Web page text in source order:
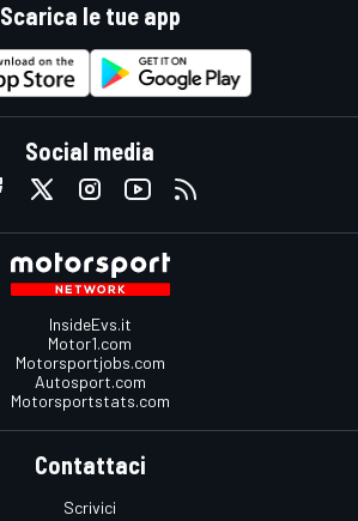
Scarica le tue app
Social media
InsideEvs.it
Motor1.com
Motorsportjobs.com
Autosport.com
Motorsportstats.com
Contattaci
Scrivici